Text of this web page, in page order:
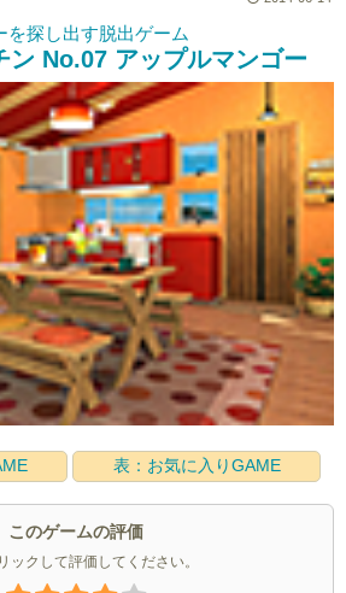
を探し出す脱出ゲーム
ン No.07 アップルマンゴー
表：お気に入りGAME
このゲームの評価
ックして評価してください。